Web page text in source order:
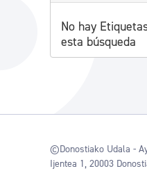
No hay
esta búsqueda
©Donostiako Udala -
Ijentea 1, 20003